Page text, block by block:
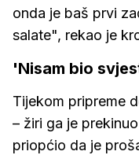
onda je baš prvi
salate", rekao je
'Nisam bio
Tijekom pripreme
– žiri ga je
priopćio da je